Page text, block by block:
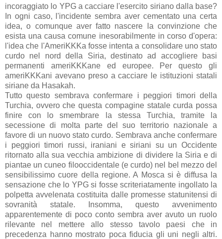
incoraggiato lo YPG a cacciare l'esercito siriano dalla base?
In ogni caso, l'incidente sembra aver cementato una certa
idea, o comunque aver fatto nascere la convinzione che
esista una causa comune inesorabilmente in corso d'opera:
l'idea che l'AmeriKKKa fosse intenta a consolidare uno stato
curdo nel nord della Siria, destinato ad accogliere basi
permanenti ameriKKKane ed europee. Per questo gli
ameriKKKani avevano preso a cacciare le istituzioni statali
siriane da Hasakah.
Tutto questo sembrava confermare i peggiori timori della
Turchia, ovvero che questa compagine statale curda possa
finire con lo smembrare la stessa Turchia, tramite la
secessione di molta parte del suo territorio nazionale a
favore di un nuovo stato curdo. Sembrava anche confermare
i peggiori timori russi, iraniani e siriani su un Occidente
ritornato alla sua vecchia ambizione di dividere la Siria e di
piantae un cuneo filooccidentale (e curdo) nel bel mezzo del
sensibilissimo cuore della regione. A Mosca si è diffusa la
sensazione che lo YPG si fosse scriteriatamente ingollato la
polpetta avvelenata costituita dalle promesse statunitensi di
sovranità statale. Insomma, questo avvenimento
apparentemente di poco conto sembra aver avuto un ruolo
rilevante nel mettere allo stesso tavolo paesi che in
precedenza hanno mostrato poca fiducia gli uni negli altri.